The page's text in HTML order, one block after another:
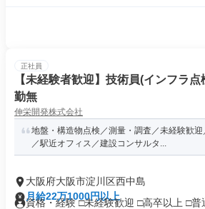
正社員
【未経験者歓迎】技術員(インフラ
勤無
伸栄開発株式会社
地盤・構造物点検／測量・調査／未経験歓
／駅近オフィス／建設コンサルタ...
大阪府大阪市淀川区西中島
月給22万1000円以上
資格・経験 □未経験歓迎 □高卒以上 □